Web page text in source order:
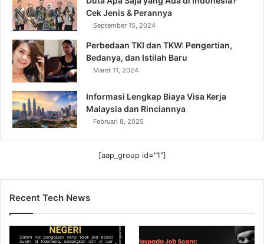
Cek Jenis & Perannya
September 15, 2024
Perbedaan TKI dan TKW: Pengertian,
Bedanya, dan Istilah Baru
Maret 11, 2024
Informasi Lengkap Biaya Visa Kerja
Malaysia dan Rinciannya
Februari 8, 2025
[aap_group id="1"]
Recent Tech News